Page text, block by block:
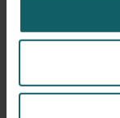
Within these
to capture
of self-reported
of care contact